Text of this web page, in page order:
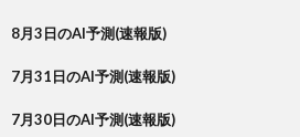
8月3日のAI予測(速報版)
7月31日のAI予測(速報版)
7月30日のAI予測(速報版)